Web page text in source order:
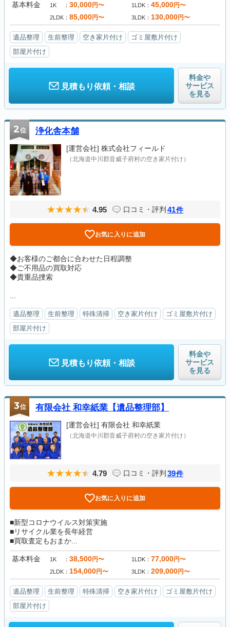
基本料金 1K 30,000円〜 1LDK 45,000円〜
2LDK 85,000円〜 3LDK 130,000円〜
遺品整理 生前整理 空き家片付け
ゴミ屋敷片付け
部屋片付け
見積もり依頼・相談
料金や
サービス
を見る
2位 浄化舎本舗
[運営会社] 株式会社フィールド
（北海道中川郡音威子府村の空き家片付け）
4.95 口コミ・評判 41件
お気に入りに追加
◆お客様のご都合に合わせた日程調整
◆ご不用品の買取対応
◆貴重品捜索
遺品整理 生前整理 特殊清掃 空き家片付け
ゴミ屋敷片付け
部屋片付け
見積もり依頼・相談
料金や
サービス
を見る
3位 有限会社 和幸紙業【遺品整理部】
[運営会社] 有限会社 和幸紙業
（北海道中川郡音威子府村の空き家片付け）
4.79 口コミ・評判 39件
お気に入りに追加
■新型コロナウイルス対策実施
■リサイクル業を長年経営
■買取査定もおまか...
基本料金 1K 38,500円〜 1LDK 77,000円〜
2LDK 154,000円〜 3LDK 209,000円〜
遺品整理 生前整理 特殊清掃 空き家片付け
ゴミ屋敷片付け
部屋片付け